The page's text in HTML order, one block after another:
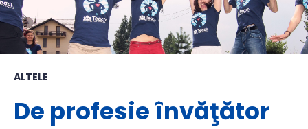
ALTELE
De profesie învăţător